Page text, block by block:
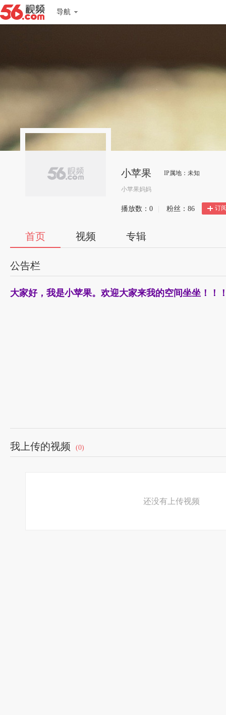
导航
小苹果 IP属地：未知
小苹果妈妈
播放数： 0 粉丝： 86 订
首页 视频 专辑
公告栏
大家好，我是小苹果。欢迎大家来我的空间坐坐！！
我上传的视频 (0)
还没有上传视频